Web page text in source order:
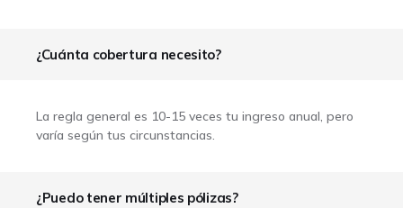
¿Cuánta cobertura necesito?
La regla general es 10-15 veces tu ingreso anual, pero
varía según tus circunstancias.
¿Puedo tener múltiples pólizas?